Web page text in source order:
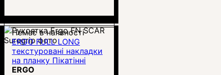
Немає в наявності
ERGO FULL LONG
текстуровані накладки
на планку Пікатінні
(4335)
ERGO